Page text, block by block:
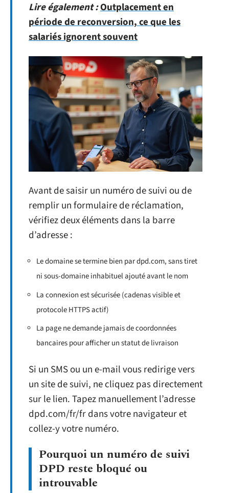
Lire également :Outplacement en
période de reconversion, ce que les
salariés ignorent souvent
Avant de saisir un numéro de suivi ou de
remplir un formulaire de réclamation,
vérifiez deux éléments dans la barre
d’adresse :
Le domaine se termine bien par dpd.com, sans tiret
ni sous-domaine inhabituel ajouté avant le nom
La connexion est sécurisée (cadenas visible et
protocole HTTPS actif)
La page ne demande jamais de coordonnées
bancaires pour afficher un statut de livraison
Si un SMS ou un e-mail vous redirige vers
un site de suivi, ne cliquez pas directement
sur le lien. Tapez manuellement l’adresse
dpd.com/fr/fr dans votre navigateur et
collez-y votre numéro.
Pourquoi un numéro de suivi
DPD reste bloqué ou
introuvable